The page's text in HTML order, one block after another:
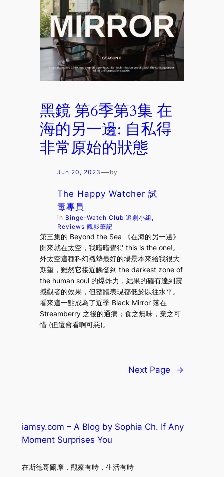
黑鏡 第6季第3集 在
海的另一邊: 自私得
非常原始的狀態
Jun 20, 2023—by
The Happy Watcher 試
毒專員
in Binge-Watch Club 追劇小組
Reviews 觀影筆記
第三集的 Beyond the Sea 《在海的另一邊》
開來就在太空，我暗暗覺得 this is the one!。
外太空這種科幻襯墊最好的場景本來給我很大
期望，雖然它接近觸發到 the darkest zone of
the human soul 的爆炸力，結果的確有達到震
撼觀者的效果，但整體表現都低於以往水平。
看來這一點成為了近季 Black Mirror 落在
Streamberry 之後的通病；食之無味，棄之可
惜 (但還會看啊可惡)。
Next Page →
iamsy.com – A Blog by Sophia Ch. If Any
Moment Surprises You
在斯德哥爾摩．觀察有時．生活有時